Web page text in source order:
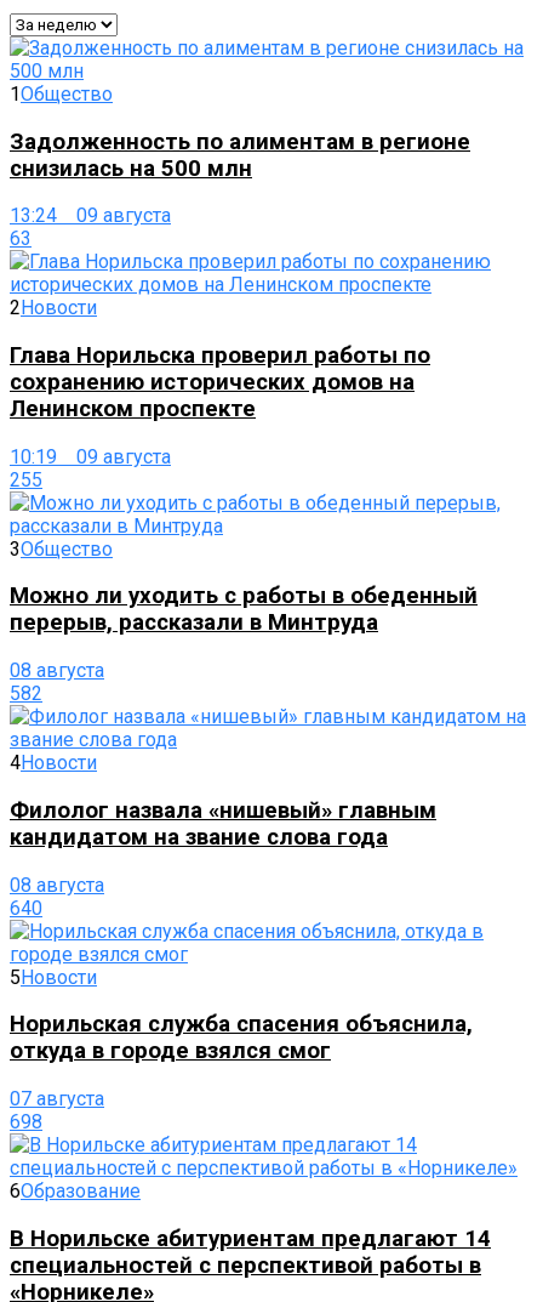
1Общество
Задолженность по алиментам в регионе
снизилась на 500 млн
13:24 09 августа
63
2 Новости
Глава Норильска проверил работы по
сохранению исторических домов на
Ленинском проспекте
10:19 09 августа
255
3Общество
Можно ли уходить с работы в обеденный
перерыв, рассказали в Минтруда
08 августа
582
4Новости
Филолог назвала «нишевый» главным
кандидатом на звание слова года
08 августа
640
5Новости
Норильская служба спасения объяснила,
откуда в городе взялся смог
07 августа
698
6Образование
В Норильске абитуриентам предлагают 14
специальностей с перспективой работы в
«Норникеле»